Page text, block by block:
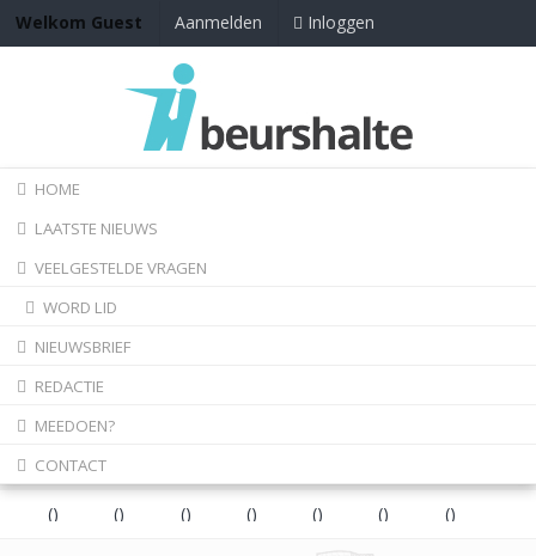
Welkom Guest Aanmelden Inloggen
HOME
LAATSTE NIEUWS
VEELGESTELDE VRAGEN
WORD LID
NIEUWSBRIEF
REDACTIE
MEEDOEN?
CONTACT